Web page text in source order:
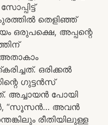
തെളിഞ്ഞ്
ഒരുപക്ഷെ, അപ്പന്റെ
ഒരിക്കൽ
ഗുട്ടൻസ്
അച്ചായൻ പോയി
“സൂസൻ… അവൻ
രീതിയിലുള്ള